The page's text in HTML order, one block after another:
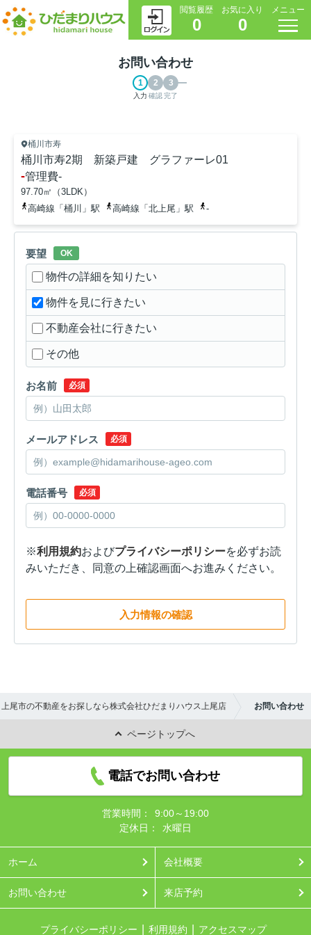
閲覧履歴
0
お気に入り
0
メニュー
お問い合わせ
入力 確認完了
桶川市寿
桶川市寿2期 新築戸建 グラファーレ01
-管理費-
97.70㎡（3LDK）
高崎線「桶川」駅
高崎線「北上尾」駅 -
要望 OK
物件の詳細を知りたい
物件を見に行きたい
不動産会社に行きたい
その他
お名前 必須
メールアドレス 必須
電話番号 必須
※利用規約およびプライバシーポリシーを必ずお読
みいただき、同意の上確認画面へお進みください。
入力情報の確認
上尾市の不動産をお探しなら株式会社ひだまりハウス上尾店 お問い合わせ
ページトップへ
電話でお問い合わせ
営業時間：
9:00～19:00
定休日：
水曜日
ホーム 会社概要
お問い合わせ 来店予約
プライバシーポリシー 利用規約 アクセスマップ